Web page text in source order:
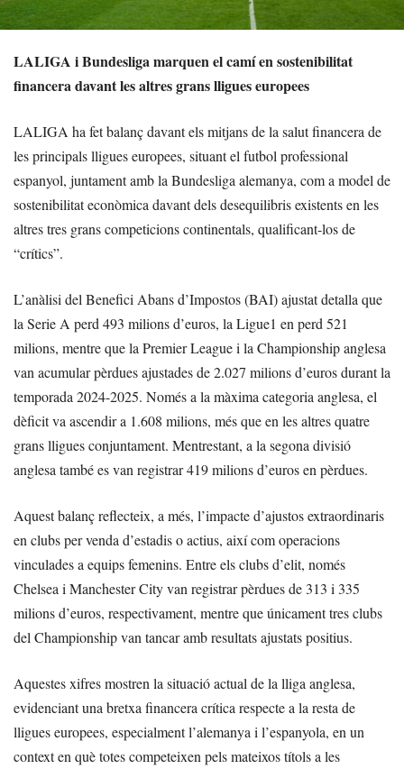
LALIGA i Bundesliga marquen el camí en sostenibilitat
financera davant les altres grans lligues europees
LALIGA ha fet balanç davant els mitjans de la salut financera de
les principals lligues europees, situant el futbol professional
espanyol, juntament amb la Bundesliga alemanya, com a model de
sostenibilitat econòmica davant dels desequilibris existents en les
altres tres grans competicions continentals, qualificant-los de
“crítics”.
L’anàlisi del Benefici Abans d’Impostos (BAI) ajustat detalla que
la Serie A perd 493 milions d’euros, la Ligue1 en perd 521
milions, mentre que la Premier League i la Championship anglesa
van acumular pèrdues ajustades de 2.027 milions d’euros durant la
temporada 2024-2025. Només a la màxima categoria anglesa, el
dèficit va ascendir a 1.608 milions, més que en les altres quatre
grans lligues conjuntament. Mentrestant, a la segona divisió
anglesa també es van registrar 419 milions d’euros en pèrdues.
Aquest balanç reflecteix, a més, l’impacte d’ajustos extraordinaris
en clubs per venda d’estadis o actius, així com operacions
vinculades a equips femenins. Entre els clubs d’elit, només
Chelsea i Manchester City van registrar pèrdues de 313 i 335
milions d’euros, respectivament, mentre que únicament tres clubs
del Championship van tancar amb resultats ajustats positius.
Aquestes xifres mostren la situació actual de la lliga anglesa,
evidenciant una bretxa financera crítica respecte a la resta de
lligues europees, especialment l’alemanya i l’espanyola, en un
context en què totes competeixen pels mateixos títols a les